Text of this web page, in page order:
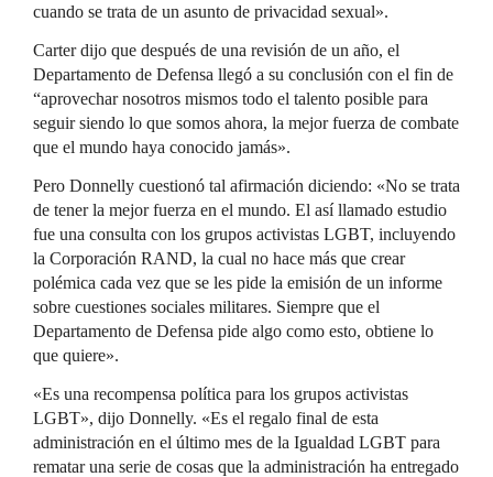
cuando se trata de un asunto de privacidad sexual».
Carter dijo que después de una revisión de un año, el
Departamento de Defensa llegó a su conclusión con el fin de
“aprovechar nosotros mismos todo el talento posible para
seguir siendo lo que somos ahora, la mejor fuerza de combate
que el mundo haya conocido jamás».
Pero Donnelly cuestionó tal afirmación diciendo: «No se trata
de tener la mejor fuerza en el mundo. El así llamado estudio
fue una consulta con los grupos activistas LGBT, incluyendo
la Corporación RAND, la cual no hace más que crear
polémica cada vez que se les pide la emisión de un informe
sobre cuestiones sociales militares. Siempre que el
Departamento de Defensa pide algo como esto, obtiene lo
que quiere».
«Es una recompensa política para los grupos activistas
LGBT», dijo Donnelly. «Es el regalo final de esta
administración en el último mes de la Igualdad LGBT para
rematar una serie de cosas que la administración ha entregado